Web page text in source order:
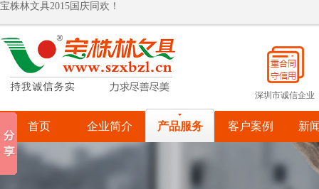
热烈祝贺宝株林入围罗湖政府采购供应商
宝株林关爱自闭症儿童
宝株林关爱自闭症儿童
深圳市诚信企业
首页 企业简介 产品服务 客户案例 新